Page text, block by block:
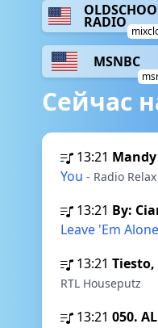
RADIO
MSNBC
Сейчас
13:21
You - Radio Relax
13:21 By:
Leave 'Em
13:21 Tiesto,
RTL Houseputz
13:21 050.